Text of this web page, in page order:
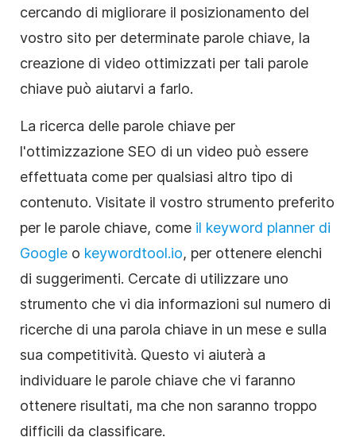
cercando di migliorare il posizionamento del
vostro sito per determinate parole chiave, la
creazione di video ottimizzati per tali parole
chiave può aiutarvi a farlo.
La ricerca delle parole chiave per
l'ottimizzazione SEO di un video può essere
effettuata come per qualsiasi altro tipo di
contenuto. Visitate il vostro strumento preferito
per le parole chiave, come il keyword planner di
Google o keywordtool.io, per ottenere elenchi
di suggerimenti. Cercate di utilizzare uno
strumento che vi dia informazioni sul numero di
ricerche di una parola chiave in un mese e sulla
sua competitività. Questo vi aiuterà a
individuare le parole chiave che vi faranno
ottenere risultati, ma che non saranno troppo
difficili da classificare.